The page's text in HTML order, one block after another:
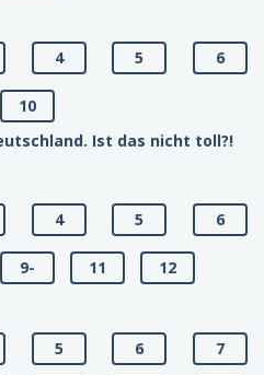
4 5 6
10
Ist das nicht toll?!
4 5 6
9- 11
12
5 6 7